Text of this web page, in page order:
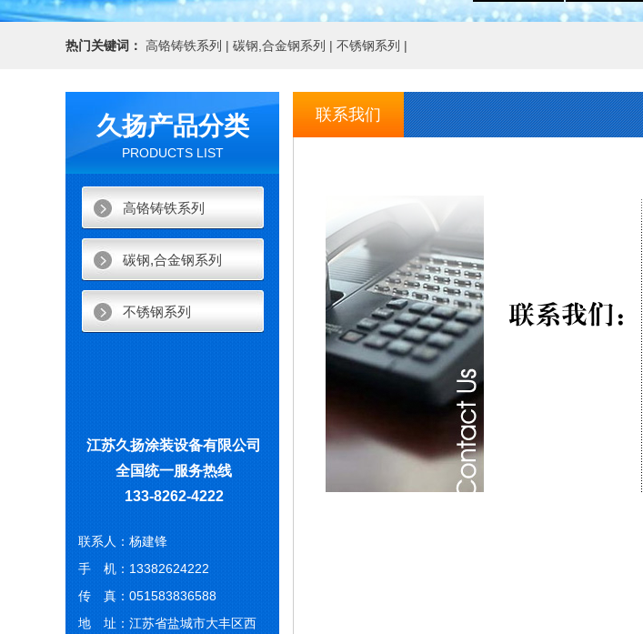
热门关键词： 高铬铸铁系列 | 碳钢,合金钢系列 | 不锈钢系列 |
久扬产品分类
PRODUCTS LIST
高铬铸铁系列
碳钢,合金钢系列
不锈钢系列
江苏久扬涂装设备有限公司
全国统一服务热线
133-8262-4222
联系人：杨建锋
手 机：13382624222
传 真：051583836588
地 址：江苏省盐城市大丰区西
联系我们